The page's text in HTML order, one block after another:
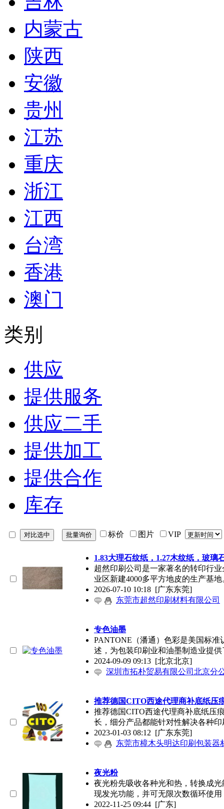
内蒙古
陕西
安徽
贵州
江苏
重庆
浙江
江西
台湾
香港
澳门
类别
供应
提供服务
供应二手
提供加工
提供合作
库存
标价 图片 VIP
1.83大理石纹纸，1.27木纹纸，玻璃
超然印刷公司是一家著名的转印行
业区新建4000多平方地皮的生产基
2026-07-10 10:18 [广东东莞]
东莞市超然印刷材料有限公司
专色油墨
PANTONE（潘通）色彩是美国标
述，为包装印刷业和油墨制造业提供
2024-09-09 09:13 [北京北京]
深圳市拓朴贸易有限公司北京分
推荐德国CITO西途代理商补底纸压
推荐德国CITO西途代理商补底纸压
长，细分产品都能针对性解决各种印
2023-01-03 08:12 [广东东莞]
东莞市樟木头明达印刷包装器
夜光粉
夜光粉先吸收各种光和热，转换成
现发光功能，并可无限次数循环使用
2022-11-25 09:44 [广东]